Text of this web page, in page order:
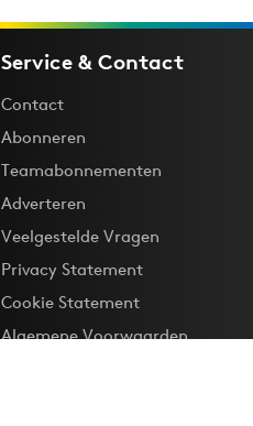
Service & Contact
Contact
Abonneren
Teamabonnementen
Adverteren
Veelgestelde Vragen
Privacy Statement
Cookie Statement
Algemene Voorwaarden